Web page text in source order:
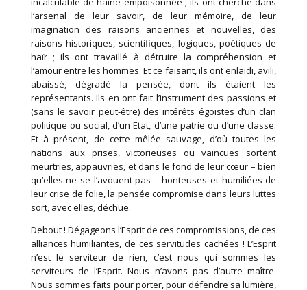
l’arsenal de leur savoir, de leur mémoire, de leur
imagination des raisons anciennes et nouvelles, des
raisons historiques, scientifiques, logiques, poétiques de
haïr ; ils ont travaillé à détruire la compréhension et
l’amour entre les hommes. Et ce faisant, ils ont enlaidi, avili,
abaissé, dégradé la pensée, dont ils étaient les
représentants. Ils en ont fait l’instrument des passions et
(sans le savoir peut-être) des intérêts égoïstes d’un clan
politique ou social, d’un Etat, d’une patrie ou d’une classe.
Et à présent, de cette mêlée sauvage, d’où toutes les
nations aux prises, victorieuses ou vaincues sortent
meurtries, appauvries, et dans le fond de leur cœur – bien
qu’elles ne se l’avouent pas – honteuses et humiliées de
leur crise de folie, la pensée compromise dans leurs luttes
sort, avec elles, déchue.
Debout ! Dégageons l’Esprit de ces compromissions, de ces
alliances humiliantes, de ces servitudes cachées ! L’Esprit
n’est le serviteur de rien, c’est nous qui sommes les
serviteurs de l’Esprit. Nous n’avons pas d’autre maître.
Nous sommes faits pour porter, pour défendre sa lumière,